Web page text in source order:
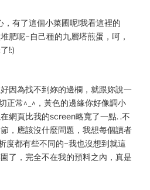
，有了這個小菜圃呢!我看這裡的
肥呢~自己種的九層塔煎蛋，呵，
!:)
因為找不到妳的邊欄，就跟妳說一
正常^_^，黃色的邊緣你好像調小
網頁比我的screen略寬了一點. .不
，應該沒什麼問題，我想每個讀者
度都有些不同的~我也沒想到就這
了，完全不在我的預料之內，真是